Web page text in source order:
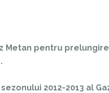
Metan pentru
2012-2013 al